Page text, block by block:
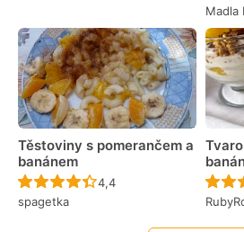
Madla
Těstoviny s pomerančem a
banánem
Recept ještě nebyl
4,4
spagetka